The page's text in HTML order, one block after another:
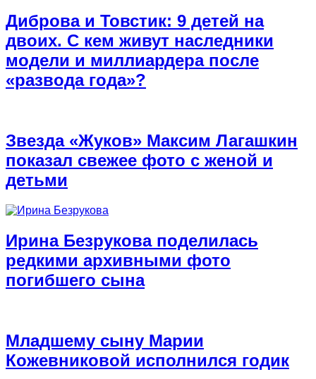
Диброва и Товстик: 9 детей на
двоих. С кем живут наследники
модели и миллиардера после
«развода года»?
Звезда «Жуков» Максим Лагашкин
показал свежее фото с женой и
детьми
Ирина Безрукова поделилась
редкими архивными фото
погибшего сына
Младшему сыну Марии
Кожевниковой исполнился годик